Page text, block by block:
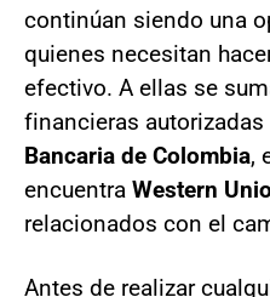
continúan siendo una
quienes necesitan
efectivo. A ellas se
financieras autorizadas
Bancaria de Colombia,
encuentra Western
relacionados con el
Antes de realizar